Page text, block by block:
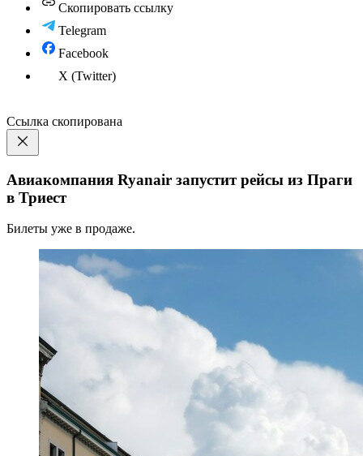
Скопировать ссылку
Telegram
Facebook
X (Twitter)
Ссылка скопирована
Авиакомпания Ryanair запустит рейсы из Праги
в Триест
Билеты уже в продаже.